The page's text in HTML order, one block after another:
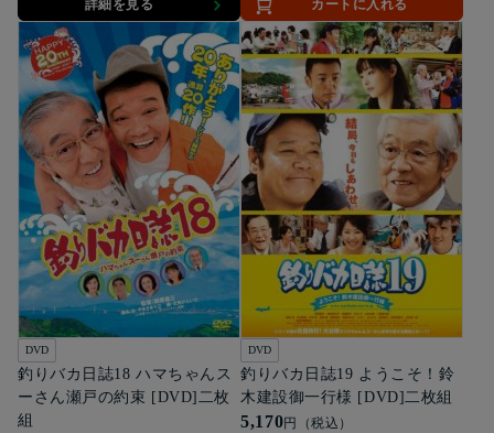
詳細を見る
カートに入れる
DVD
釣りバカ日誌18 ハマちゃんス
ーさん瀬戸の約束 [DVD]二枚
組
DVD
釣りバカ日誌19 ようこそ！鈴
木建設御一行様 [DVD]二枚組
5,170円（税込）